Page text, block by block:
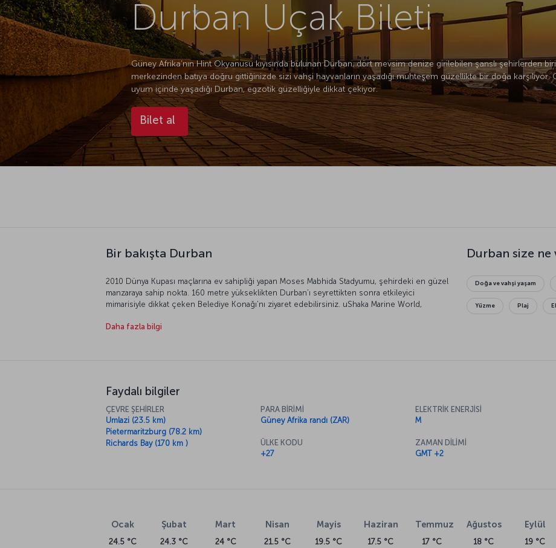
Durban Uçak Bileti
Güney Afrika’nın Hint Okyanusu kıyısında bulunan Durban, dört mevsim denize girilebilen şanslı şehirlerden
merkezinden batıya doğru gittiğinizde sizi vahşi hayvanların yaşadığı muhteşem güzellikte bir doğa
uyum içinde yaşadığı Durban, egzotik güzelliğiyle dikkat çekiyor.
Bilet al
Bir bakışta Durban
2010 Dünya Kupası maçlarına ev sahipliği yapan Moses Mabhida Stadyumu, şehirdeki en güzel
manzaraya sahip nokta. 160 metre yükseklikten Durban’ı seyrettikten sonra etkileyici
mimarisiyle dikkat çeken Belediye Konağı’nı ziyaret edebilirsiniz. uShaka Marine World,
sakinlerinden olan Zuluların renkli dünyalarını keşfetmek ve safari yapmak için gitmeniz
Daha fazla bilgi
Durban size ne
Doğa ve vahşi yaşam
Yüzme Plaj
Faydalı bilgiler
ÇEVRE ŞEHİRLER
Umlazi (23.5 km)
Pietermaritzburg (78.2 km)
Richards Bay (170 km )
PARA BİRİMİ
Güney Afrika randı (ZAR)
ÜLKE KODU
+27
ELEKTRİK ENERJİSİ
M
ZAMAN DİLİMİ
GMT +2
Ocak
24.5 °C
Şubat
24.3 °C
Mart
24 °C
Nisan
21.5 °C
Mayis
19.5 °C
Haziran
17.5 °C
Temmuz
17 °C
Ağustos
18 °C
Eylül
19 °C